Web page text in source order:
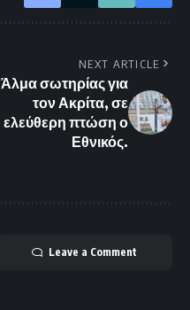
NEXT ARTICLE
Άλμα σωτηρίας για
τον Ακρίτα, σε
ελεύθερη πτώση ο
Εθνικός.
Leave a Comment